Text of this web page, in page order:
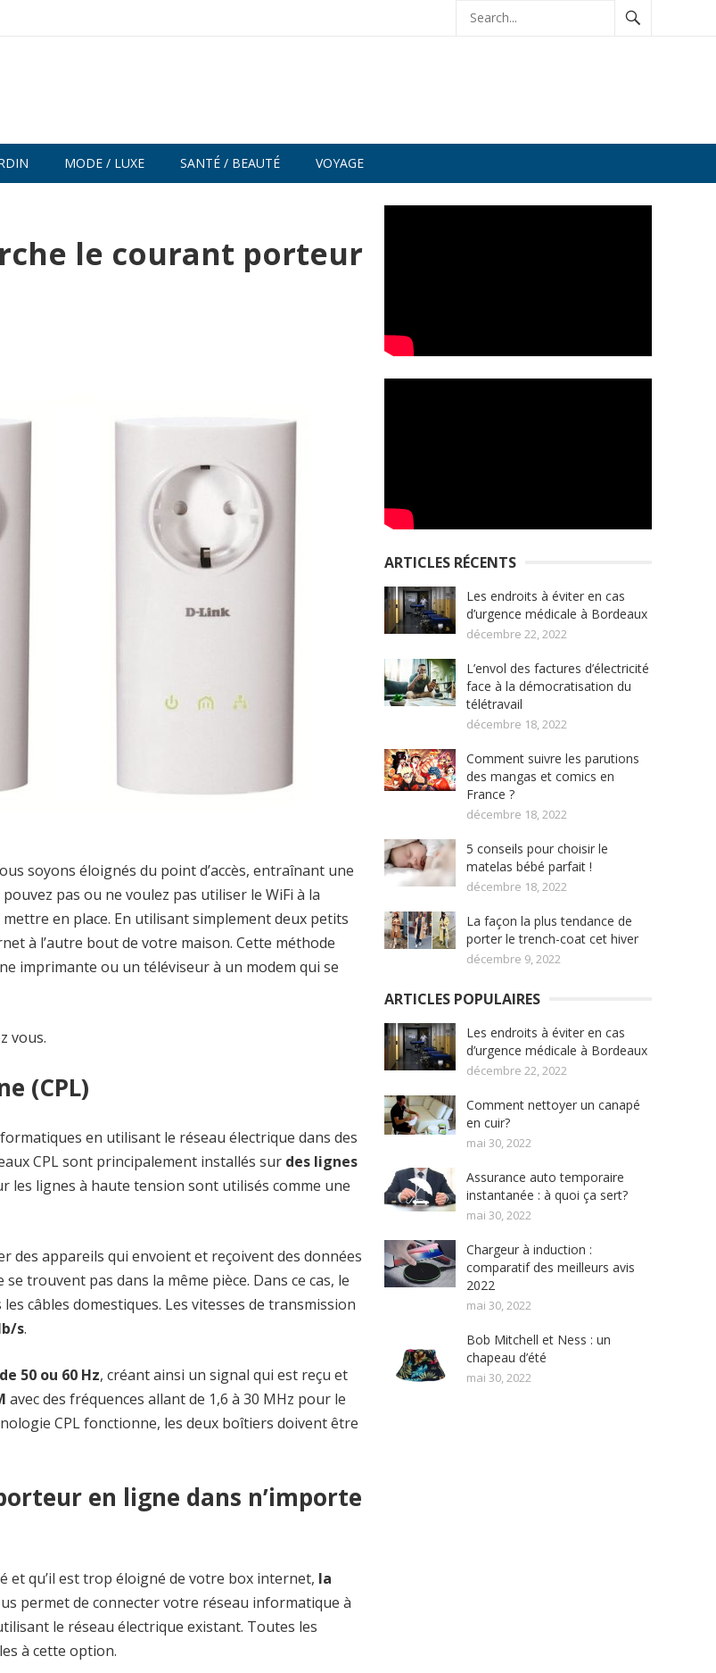
MODE / LUXE SANTÉ / BEAUTÉ VOYAGE
le courant porteur
soyons éloignés du point d’accès, entraînant une
pas ou ne voulez pas utiliser le WiFi à la
en place. En utilisant simplement deux petits
à l’autre bout de votre maison. Cette méthode
imprimante ou un téléviseur à un modem qui se
vous.
(CPL)
en utilisant le réseau électrique dans des
CPL sont principalement installés sur des lignes
les lignes à haute tension sont utilisés comme une
appareils qui envoient et reçoivent des données
se trouvent pas dans la même pièce. Dans ce cas, le
câbles domestiques. Les vitesses de transmission
s.
50 ou 60 Hz, créant ainsi un signal qui est reçu et
avec des fréquences allant de 1,6 à 30 MHz pour le
CPL fonctionne, les deux boîtiers doivent être
en ligne dans n’importe
qu’il est trop éloigné de votre box internet, la
permet de connecter votre réseau informatique à
le réseau électrique existant. Toutes les
à cette option.
ARTICLES RÉCENTS
Les endroits à éviter en cas
d’urgence médicale à Bordeaux
décembre 22, 2022
L’envol des factures d’électricité
face à la démocratisation du
télétravail
décembre 18, 2022
Comment suivre les parutions
des mangas et comics en
France ?
décembre 18, 2022
5 conseils pour choisir le
matelas bébé parfait !
décembre 18, 2022
La façon la plus tendance de
porter le trench-coat cet hiver
décembre 9, 2022
ARTICLES POPULAIRES
Les endroits à éviter en cas
d’urgence médicale à Bordeaux
décembre 22, 2022
Comment nettoyer un canapé
en cuir?
mai 30, 2022
Assurance auto temporaire
instantanée : à quoi ça sert?
mai 30, 2022
Chargeur à induction :
comparatif des meilleurs avis
2022
mai 30, 2022
Bob Mitchell et Ness : un
chapeau d’été
mai 30, 2022